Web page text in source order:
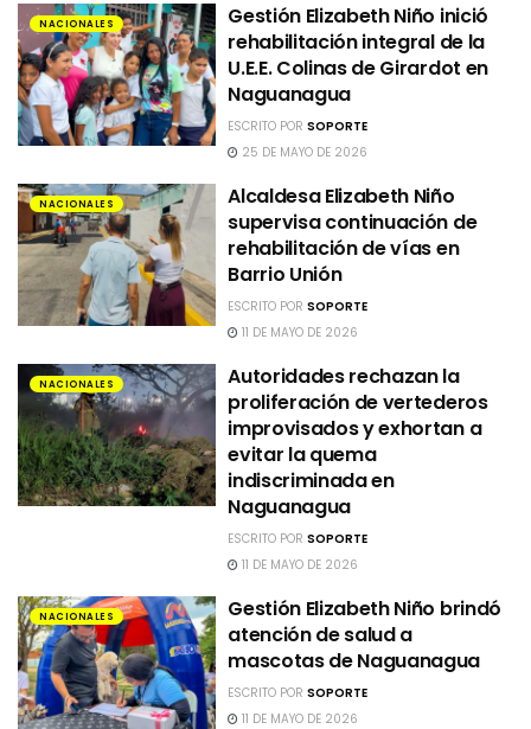
NACIONALES
Gestión Elizabeth Niño inició
rehabilitación integral de la
U.E.E. Colinas de Girardot en
Naguanagua
ESCRITO PORSOPORTE
25 DE MAYO DE 2026
NACIONALES
Alcaldesa Elizabeth Niño
supervisa continuación de
rehabilitación de vías en
Barrio Unión
ESCRITO PORSOPORTE
11 DE MAYO DE 2026
NACIONALES
Autoridades rechazan la
proliferación de vertederos
improvisados y exhortan a
evitar la quema
indiscriminada en
Naguanagua
ESCRITO PORSOPORTE
11 DE MAYO DE 2026
NACIONALES
Gestión Elizabeth Niño brindó
atención de salud a
mascotas de Naguanagua
ESCRITO PORSOPORTE
11 DE MAYO DE 2026